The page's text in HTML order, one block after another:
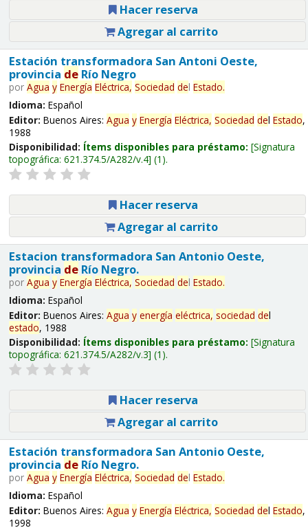
Hacer reserva
Agregar al carrito
Estación transformadora San Antoni Oeste,
provincia deRío Negro
por Agua y Energía Eléctrica, Sociedad del Estado.
Idioma: Español
Editor: Buenos Aires: Agua y Energía Eléctrica, Sociedad del Estado,
1988
Disponibilidad: Ítems disponibles para préstamo: Signatura
topográfica: 621.374.5/A282/v.4 (1).
Hacer reserva
Agregar al carrito
Estacion transformadora San Antonio Oeste,
provincia deRío Negro.
por Agua y Energía Eléctrica, Sociedad del Estado.
Idioma: Español
Editor: Buenos Aires: Agua y energía eléctrica, sociedad del
estado, 1988
Disponibilidad: Ítems disponibles para préstamo: Signatura
topográfica: 621.374.5/A282/v.3 (1).
Hacer reserva
Agregar al carrito
Estación transformadora San Antonio Oeste,
provincia deRío Negro.
por Agua y Energía Eléctrica, Sociedad del Estado.
Idioma: Español
Editor: Buenos Aires: Agua y Energía Eléctrica, Sociedad del Estado,
1998